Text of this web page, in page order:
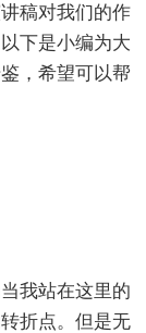
稿对我们的作
下是小编为大
，希望可以帮
我站在这里的
折点。但是无